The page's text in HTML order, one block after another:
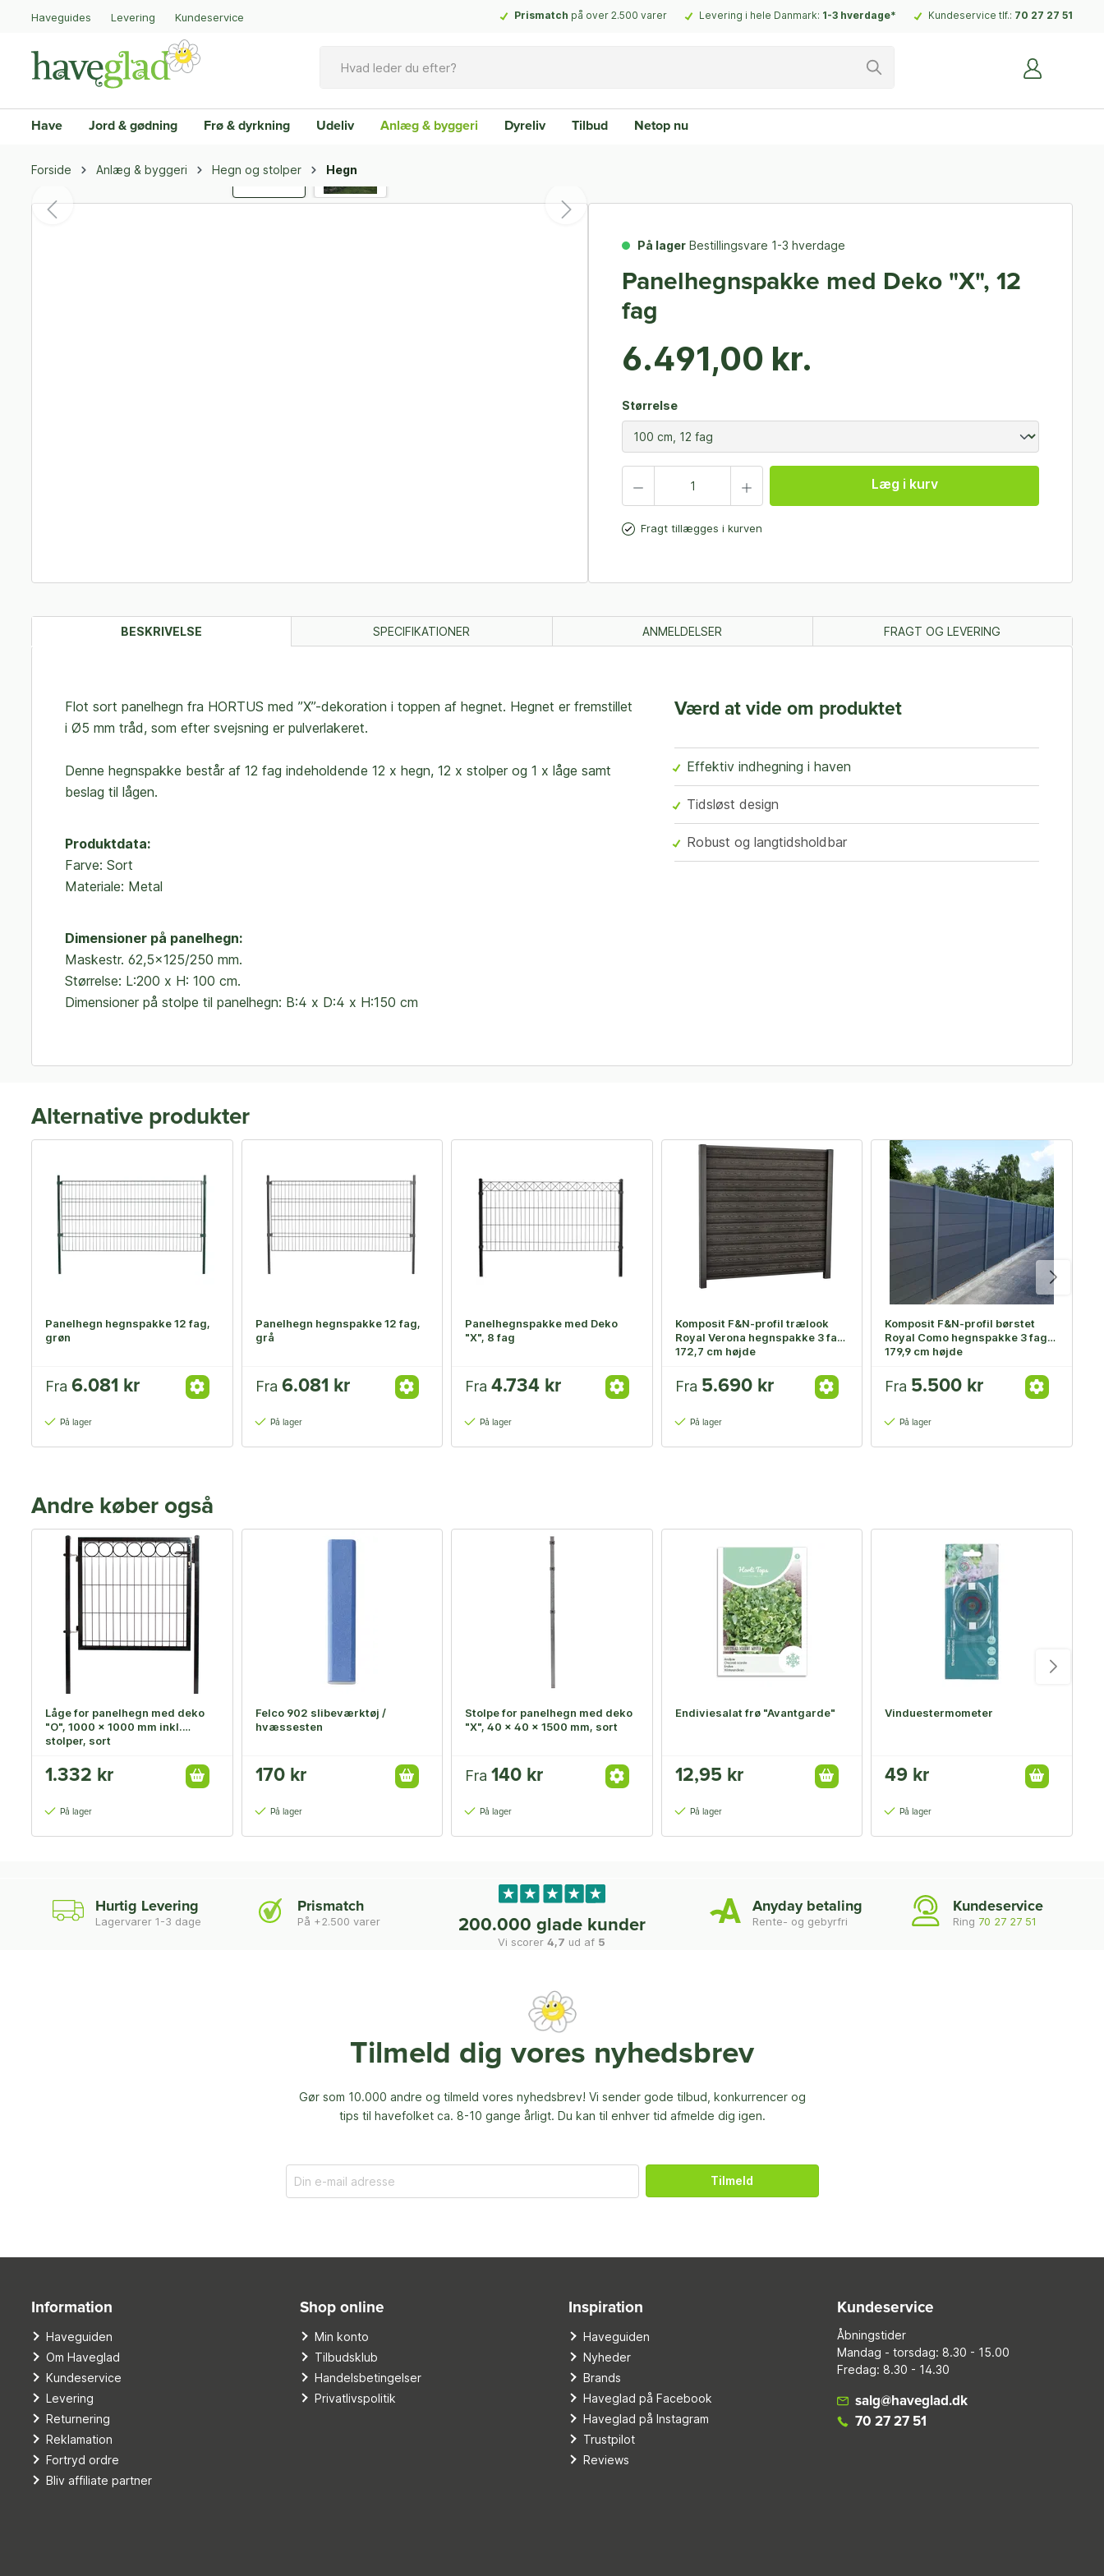
Haveguides Levering Kundeservice Prismatch på over 2.500 varer Levering i hele Danmark: 1-3 hverdage* Kundeservice tlf.: 70 27 27 51
Have Jord & gødning Frø & dyrkning Udeliv Anlæg & byggeri Dyreliv Tilbud Netop nu
Forside Anlæg & byggeri Hegn og stolper Hegn
På lager Bestillingsvare 1-3 hverdage
Panelhegnspakke med Deko "X", 12
fag
6.491,00 kr.
Størrelse
Læg i kurv
Fragt tillægges i kurven
BESKRIVELSE SPECIFIKATIONER ANMELDELSER FRAGT OG LEVERING
Flot sort panelhegn fra HORTUS med ”X”-dekoration i toppen af hegnet. Hegnet er fremstillet
i Ø5 mm tråd, som efter svejsning er pulverlakeret.
Denne hegnspakke består af 12 fag indeholdende 12 x hegn, 12 x stolper og 1 x låge samt
beslag til lågen.
Produktdata:
Farve: Sort
Materiale: Metal
Dimensioner på panelhegn:
Maskestr. 62,5x125/250 mm.
Størrelse: L:200 x H: 100 cm.
Dimensioner på stolpe til panelhegn: B:4 x D:4 x H:150 cm
Værd at vide om produktet
Effektiv indhegning i haven
Tidsløst design
Robust og langtidsholdbar
Alternative produkter
Panelhegn hegnspakke 12 fag,
grøn
Fra 6.081 kr
På lager
Panelhegn hegnspakke 12 fag,
grå
Fra 6.081 kr
På lager
Panelhegnspakke med Deko
"X", 8 fag
Fra4.734 kr
På lager
Komposit F&N-profil trælook
Royal Verona hegnspakke 3 fag,
172,7 cm højde
Fra 5.690 kr
På lager
Komposit F&N-profil børstet
Royal Como hegnspakke 3 fag,
179,9 cm højde
Fra 5.500 kr
På lager
Andre køber også
Låge for panelhegn med deko
"O", 1000 x 1000 mm inkl.
stolper, sort
1.332 kr
På lager
Felco 902 slibeværktøj /
hvæssesten
170 kr
På lager
Stolpe for panelhegn med deko
"X", 40 x 40 x 1500 mm, sort
Fra140 kr
På lager
Endiviesalat frø "Avantgarde"
12,95 kr
På lager
Vinduestermometer
49 kr
På lager
Hurtig Levering
Lagervarer 1-3 dage
Prismatch
På +2.500 varer 200.000 glade kunder
Vi scorer4,7 ud af 5
Anyday betaling
Rente- og gebyrfri
Kundeservice
Ring 70 27 27 51
Tilmeld dig vores nyhedsbrev
Gør som 10.000 andre og tilmeld vores nyhedsbrev! Vi sender gode tilbud, konkurrencer og
tips til havefolket ca. 8-10 gange årligt. Du kan til enhver tid afmelde dig igen.
Tilmeld
Information
Haveguiden
Om Haveglad
Kundeservice
Levering
Returnering
Reklamation
Fortryd ordre
Bliv affiliate partner
Shop online
Min konto
Tilbudsklub
Handelsbetingelser
Privatlivspolitik
Inspiration
Haveguiden
Nyheder
Brands
Haveglad på Facebook
Haveglad på Instagram
Trustpilot
Reviews
Kundeservice
Åbningstider
Mandag - torsdag: 8.30 - 15.00
Fredag: 8.30 - 14.30
salg@haveglad.dk
70 27 27 51